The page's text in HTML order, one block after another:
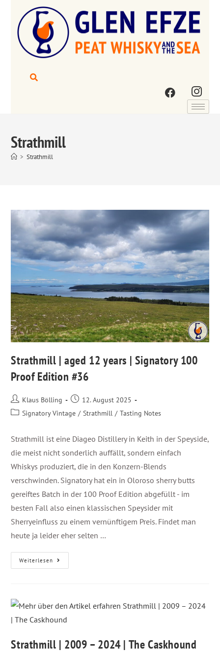
Strathmill
> Strathmill
Strathmill | aged 12 years | Signatory 100
Proof Edition #36
Klaus Bölling
12. August 2025
Signatory Vintage / Strathmill / Tasting Notes
Strathmill ist eine Diageo Distillery in Keith in der Speyside,
die meist nicht sonderlich auffällt, sondern einfach
Whiskys produziert, die in den Konzern-Blends
verschwinden. Signatory hat ein in Oloroso sherry butts
gereiftes Batch in der 100 Proof Edition abgefüllt - im
besten Fall also einen klassischen Speysider mit
Sherryeinfluss zu einem vernünftigem Preis. Findet man
heute ja leider eher selten …
Weiterlesen
Strathmill | 2009 – 2024 | The Caskhound